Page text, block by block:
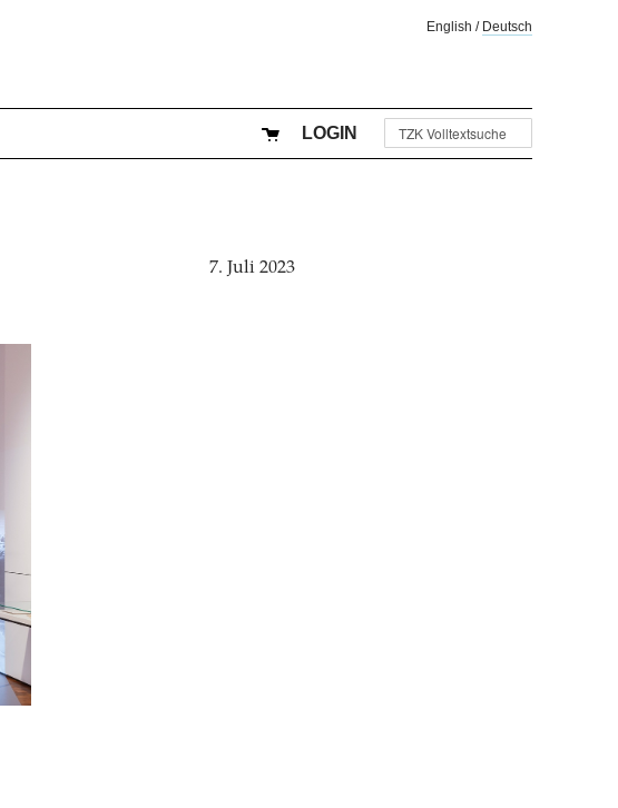
English / Deutsch
LOGIN
7. Juli 2023